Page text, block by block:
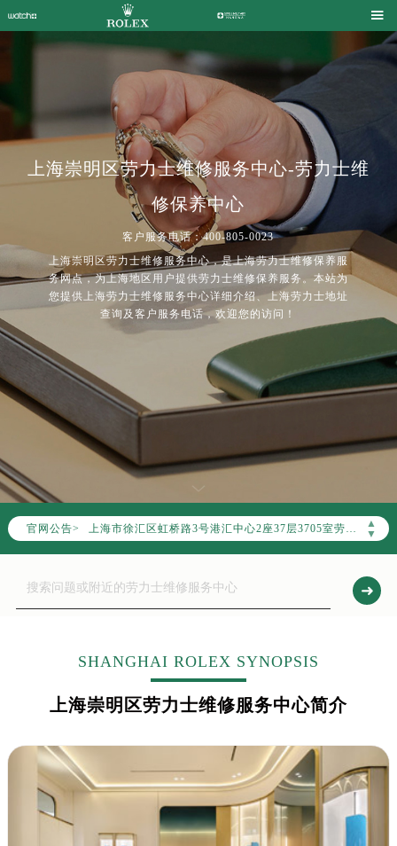

上海崇明区劳力士维修服务中心-劳力士维
修保养中心
客户服务电话：400-805-0023
上海崇明区劳力士维修服务中心，是上海劳力士维修保养服
务网点，为上海地区用户提供劳力士维修保养服务。本站为
您提供上海劳力士维修服务中心详细介绍、上海劳力士地址
查询及客户服务电话，欢迎您的访问！
官网公告>
▲
▼
2026年7月劳力士上海市售后服务网络优化升级公告
2026年7月劳力士售后服务中心最新网点地址：
上海市徐汇区虹桥路3号港汇中心写字楼2座37层3705室（需提前预约）
上海市黄浦区南京东路299号宏伊国际广场写字楼8层806室劳力士售后服务中心（需提前预约）
上海市徐汇区虹桥路3号港汇中心2座37层3705室劳力士售后服务中心（需提前预约）
节假日正常营业！
SHANGHAI ROLEX SYNOPSIS
上海崇明区劳力士维修服务中心简介